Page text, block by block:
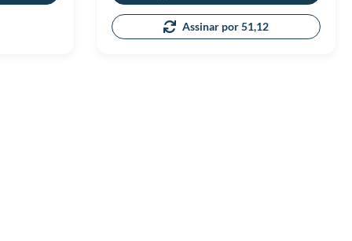
Assinar por 51,12